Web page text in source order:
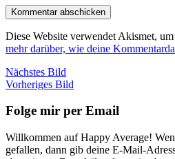
Diese Website verwendet Akismet,
mehr darüber, wie deine
Nächstes Bild
Vorheriges Bild
Folge mir per Email
Willkommen auf Happy Average!
gefallen, dann gib deine E-Mail-